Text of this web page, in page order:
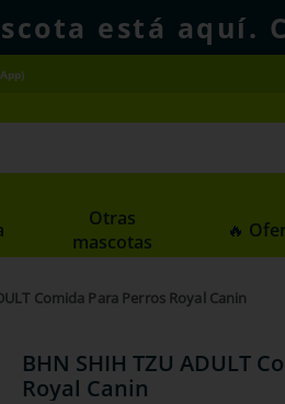
está aquí.
Otras
mascotas
🔥
Comida Para Perros Royal Canin
BHN SHIH TZU ADULT
Royal Canin